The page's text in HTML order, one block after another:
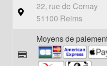
22, rue de Cernay
51100 Reims
Moyens de